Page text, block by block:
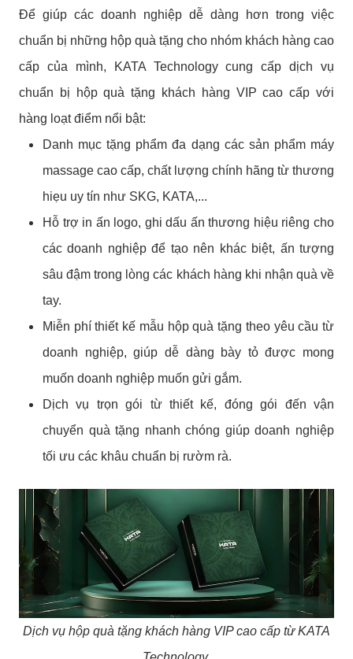
Để giúp các doanh nghiệp dễ dàng hơn trong việc
chuẩn bị những hộp quà tặng cho nhóm khách hàng cao
cấp của mình, KATA Technology cung cấp dịch vụ
chuẩn bị hộp quà tặng khách hàng VIP cao cấp với
hàng loạt điểm nổi bật:
Danh mục tặng phẩm đa dạng các sản phẩm máy
massage cao cấp, chất lượng chính hãng từ thương
hiẹu uy tín như SKG, KATA,...
Hỗ trợ in ấn logo, ghi dấu ấn thương hiệu riêng cho
các doanh nghiệp để tạo nên khác biệt, ấn tượng
sâu đậm trong lòng các khách hàng khi nhận quà về
tay.
Miễn phí thiết kế mẫu hộp quà tặng theo yêu cầu từ
doanh nghiệp, giúp dễ dàng bày tỏ được mong
muốn doanh nghiệp muốn gửi gắm.
Dịch vụ trọn gói từ thiết kế, đóng gói đến vận
chuyển quà tặng nhanh chóng giúp doanh nghiệp
tối ưu các khâu chuẩn bị rườm rà.
Dịch vụ hộp quà tặng khách hàng VIP cao cấp từ KATA